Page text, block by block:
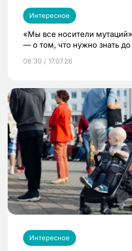
Интересное
«Мы все носители
— о том, что нужно знать
08:30 / 17.07.26
Интересное